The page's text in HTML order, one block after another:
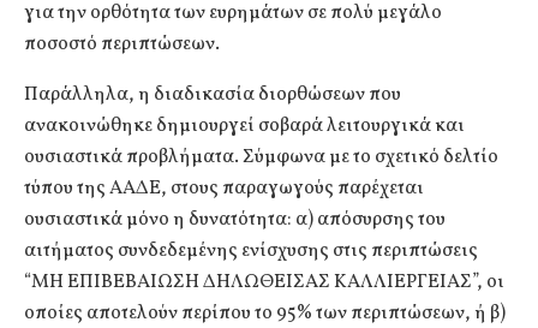
για την ορθότητα των ευρημάτων σε πολύ μεγάλο
ποσοστό περιπτώσεων.
Παράλληλα, η διαδικασία διορθώσεων που
ανακοινώθηκε δημιουργεί σοβαρά λειτουργικά και
ουσιαστικά προβλήματα. Σύμφωνα με το σχετικό δελτίο
τύπου της ΑΑΔΕ, στους παραγωγούς παρέχεται
ουσιαστικά μόνο η δυνατότητα: α) απόσυρσης του
αιτήματος συνδεδεμένης ενίσχυσης στις περιπτώσεις
“ΜΗ ΕΠΙΒΕΒΑΙΩΣΗ ΔΗΛΩΘΕΙΣΑΣ ΚΑΛΛΙΕΡΓΕΙΑΣ”, οι
οποίες αποτελούν περίπου το 95% των περιπτώσεων, ή β)